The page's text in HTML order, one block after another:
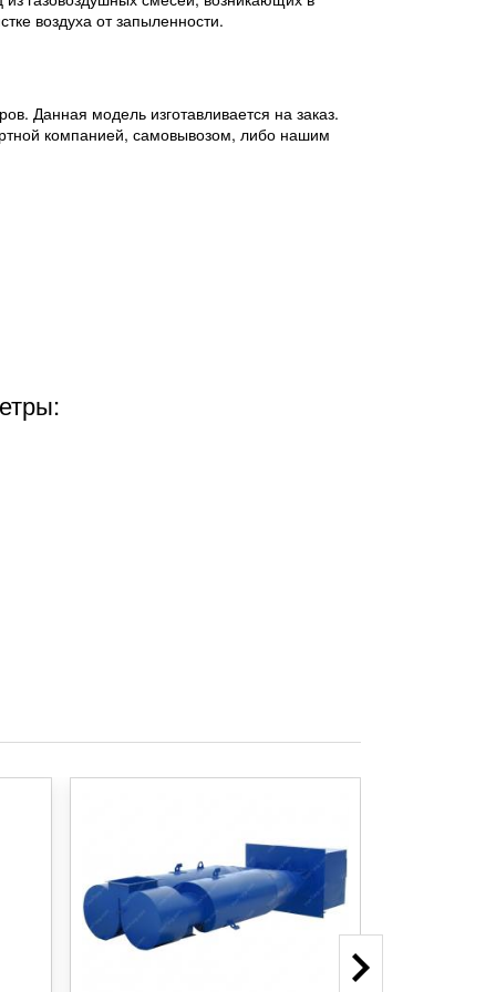
воздуха от запыленности.
Данная модель изготавливается на заказ.
компанией, самовывозом, либо нашим